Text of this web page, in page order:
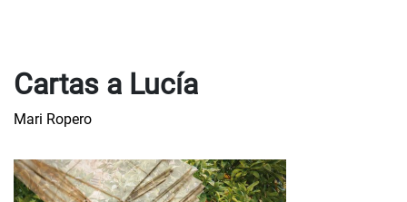
Cartas a Lucía
Mari Ropero